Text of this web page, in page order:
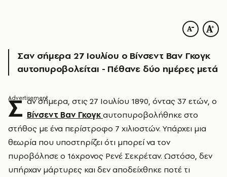
Σαν σήμερα 27 Ιουλίου ο Βίνσεντ Βαν Γκογκ
αυτοπυροβολείται - Πέθανε δύο ημέρες μετά
Σ αν σήμερα, στις 27 Ιουλίου 1890, όντας 37 ετών, ο
Βίνσεντ Βαν Γκογκαυτοπυροβολήθηκε στο
στήθος με ένα περίστροφο 7 χιλιοστών. Υπάρχει μια
θεωρία που υποστηρίζει ότι μπορεί να τον
πυροβόλησε ο 16χρονος Ρενέ Σεκρέταν. Ωστόσο, δεν
υπήρχαν μάρτυρες και δεν αποδείχθηκε ποτέ τι